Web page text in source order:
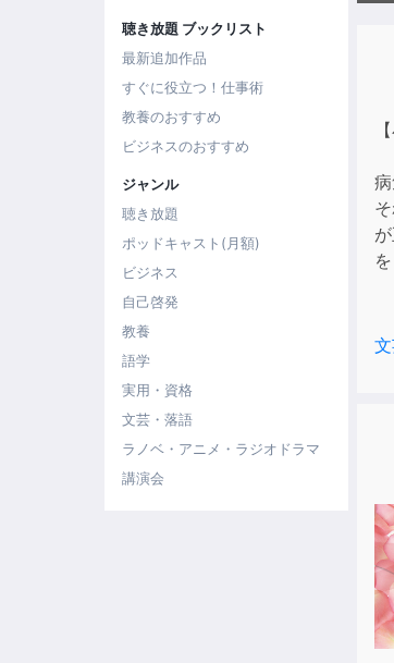
聴き放題 ブックリスト
最新追加作品
すぐに役立つ！仕事術
教養のおすすめ
ビジネスのおすすめ
ジャンル
聴き放題
ポッドキャスト(月額)
ビジネス
自己啓発
教養
語学
実用・資格
文芸・落語
ラノベ・アニメ・ラジオドラマ
講演会